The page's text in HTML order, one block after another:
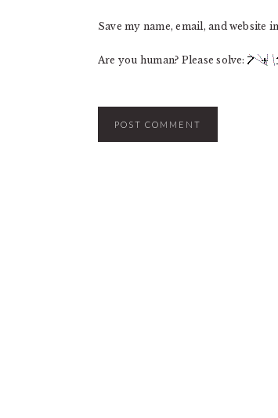
Save my name, email, and website
Are you human? Please solve: